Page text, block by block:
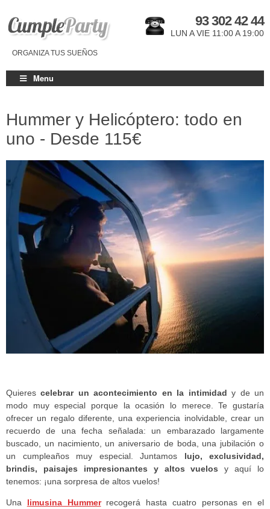
ORGANIZA TUS SUEÑOS
93 302 42 44
LUN A VIE 11:00 A 19:00
Menu
Hummer y Helicóptero: todo en
uno - Desde 115€
Quierescelebrar un acontecimiento en la intimidad y de un
modo muy especial porque la ocasión lo merece. Te gustaría
ofrecer un regalo diferente, una experiencia inolvidable, crear un
recuerdo de una fecha señalada: un embarazado largamente
buscado, un nacimiento, un aniversario de boda, una jubilación o
un cumpleaños muy especial. Juntamos lujo, exclusividad,
brindis, paisajes impresionantes y altos vuelos y aquí lo
tenemos: ¡una sorpresa de altos vuelos!
Una limusina Hummerrecogerá hasta cuatro personas en el